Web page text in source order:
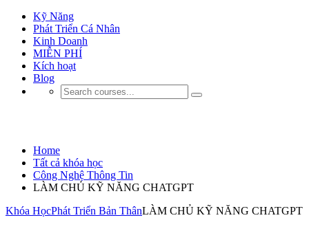
Kỹ Năng
Phát Triển Cá Nhân
Kinh Doanh
MIỄN PHÍ
Kích hoạt
Blog
Home
Tất cả khóa học
Công Nghệ Thông Tin
LÀM CHỦ KỸ NĂNG CHATGPT
Khóa HọcPhát Triển Bản ThânLÀM CHỦ KỸ NĂNG CHATGPT